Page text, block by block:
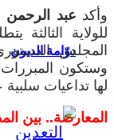
دوّامة الديون
وأكد عبد الرحمن
للولاية
المجلس
وستكون
لها تداعيات
المعارضة.. بين